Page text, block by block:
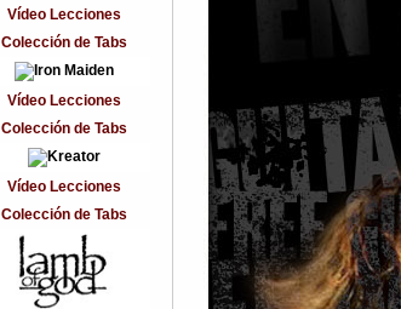
Vídeo Lecciones
Colección de Tabs
Vídeo Lecciones
Colección de Tabs
Vídeo Lecciones
Colección de Tabs